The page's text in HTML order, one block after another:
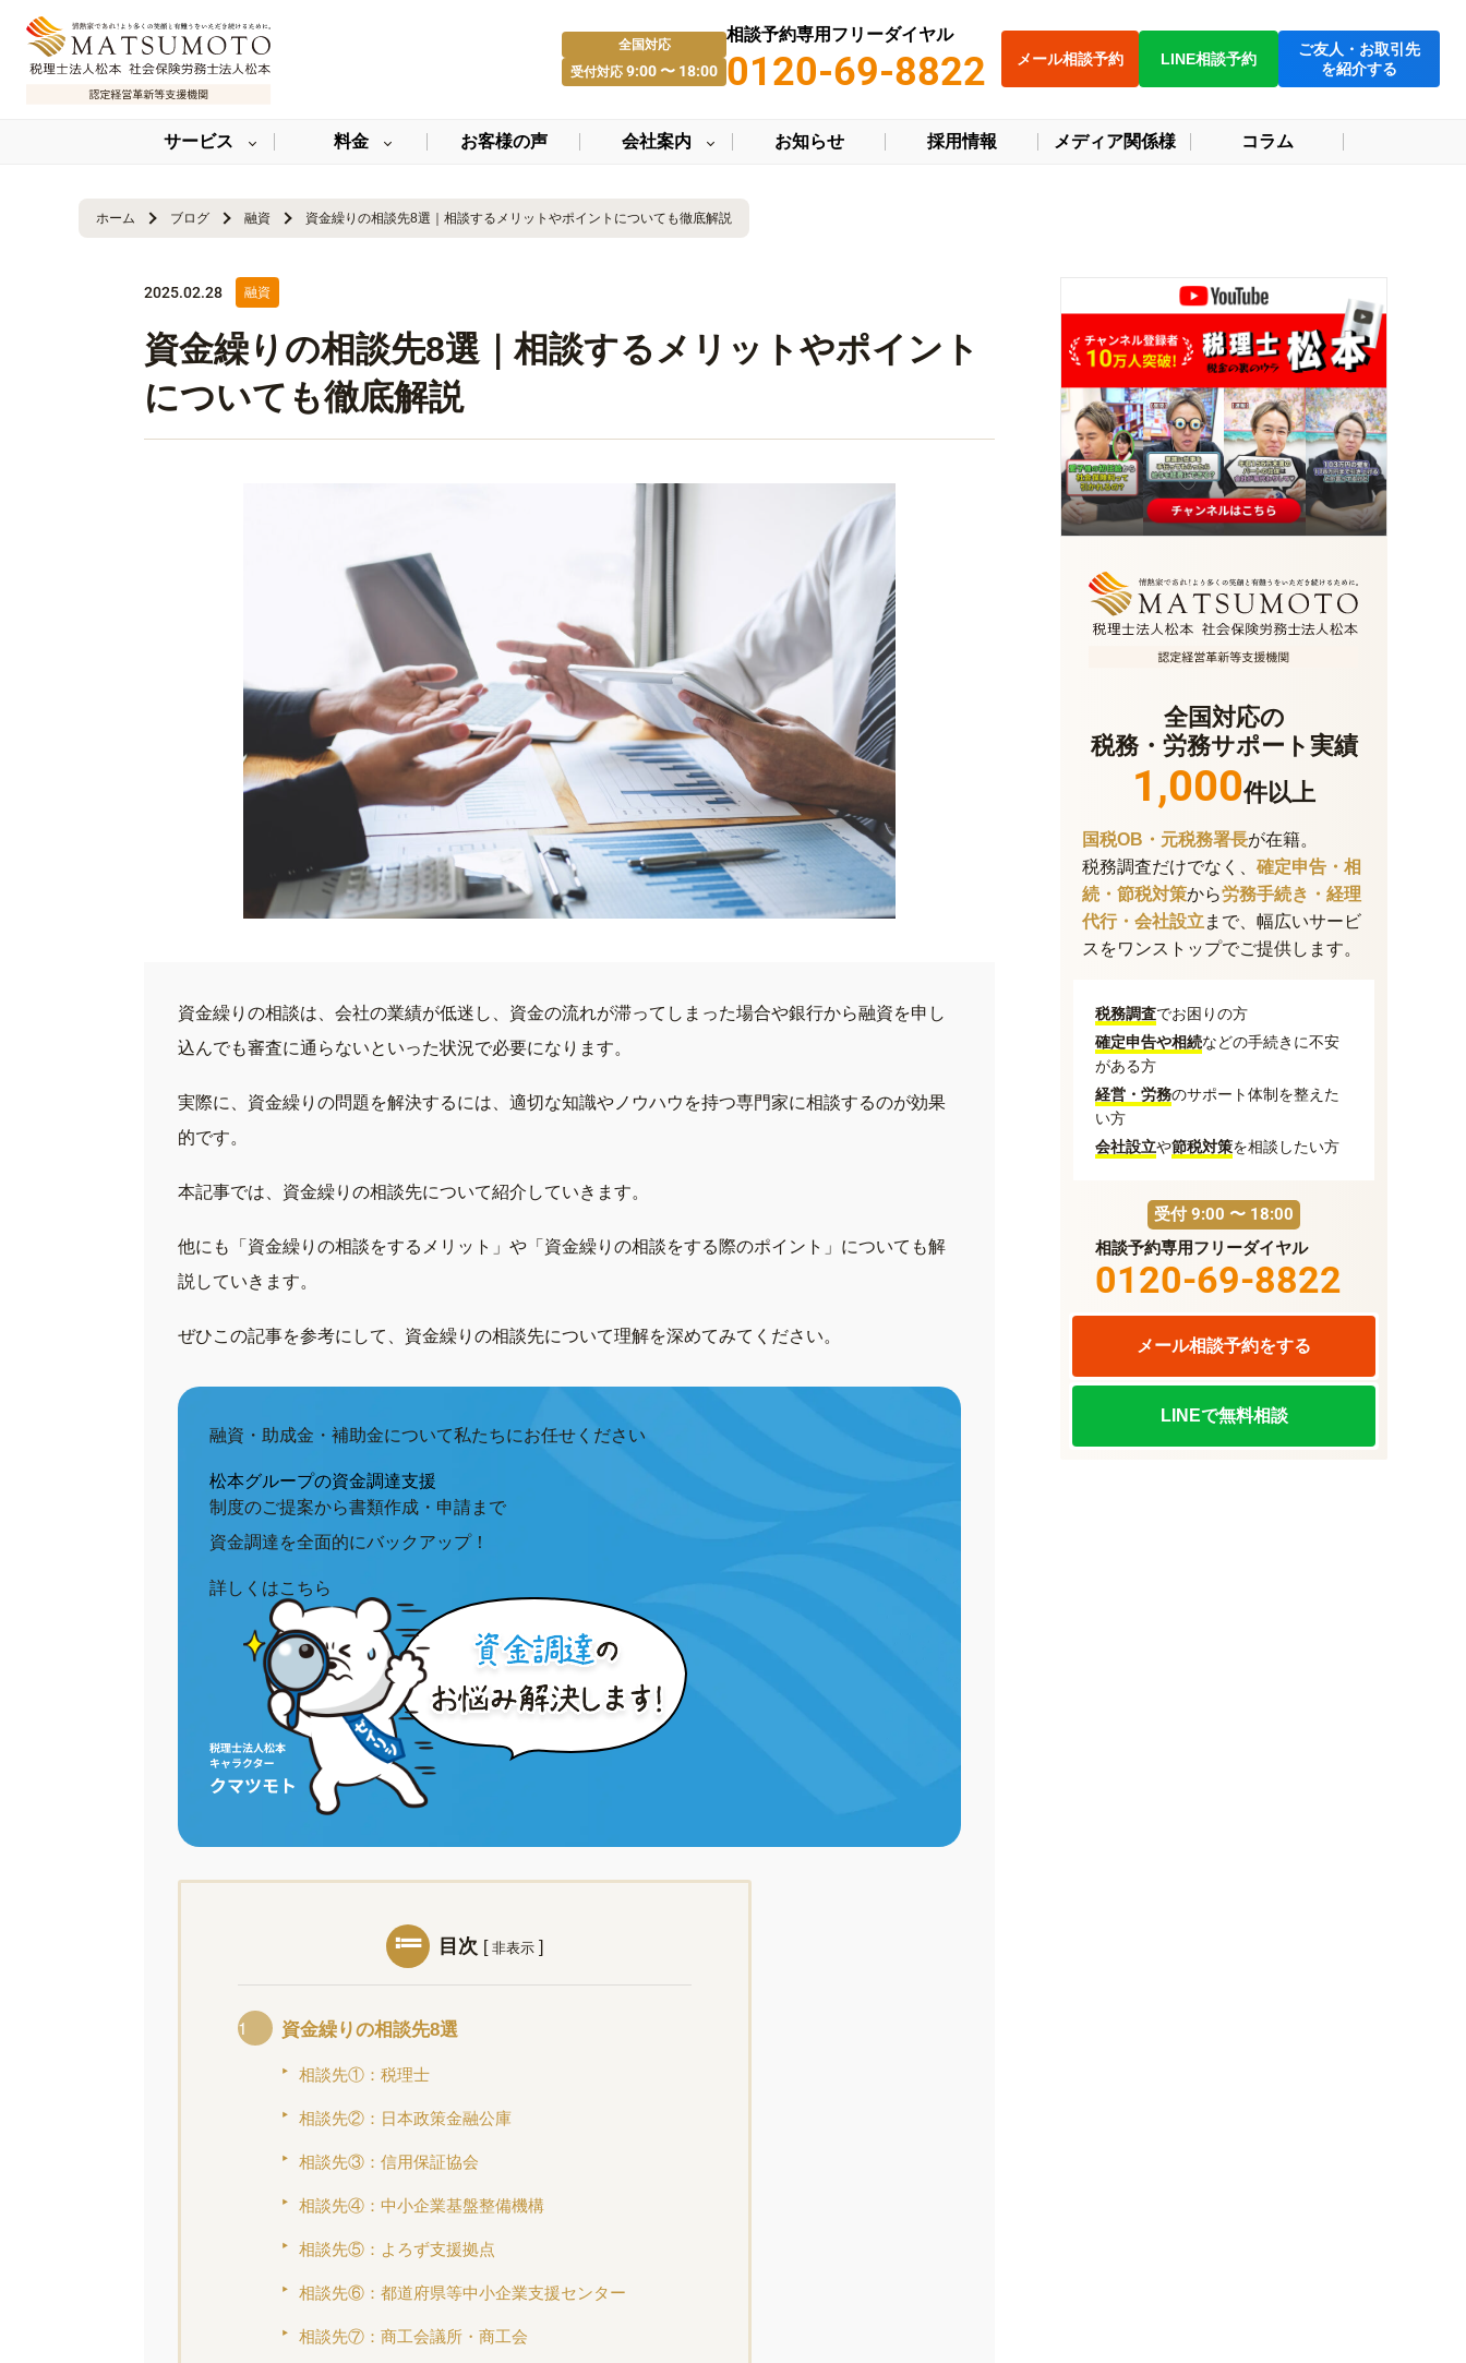
全国対応
受付対応 9:00 〜 18:00
相談予約専用フリーダイヤル
0120-69-8822 メール相談予約 LINE相談予約
ご友人・お取引先
を紹介する
サービス 料金 お客様の声 会社案内 お知らせ 採用情報 メディア関係様 コラム
ホーム ブログ 融資 資金繰りの相談先8選｜相談するメリットやポイントについても徹底解説
2025.02.28 融資
資金繰りの相談先8選｜相談するメリットやポイント
についても徹底解説
資金繰りの相談は、会社の業績が低迷し、資金の流れが滞ってしまった場合や銀行から融資を申し
込んでも審査に通らないといった状況で必要になります。
実際に、資金繰りの問題を解決するには、適切な知識やノウハウを持つ専門家に相談するのが効果
的です。
本記事では、資金繰りの相談先について紹介していきます。
他にも「資金繰りの相談をするメリット」や「資金繰りの相談をする際のポイント」についても解
説していきます。
ぜひこの記事を参考にして、資金繰りの相談先について理解を深めてみてください。
融資・助成金・補助金について私たちにお任せください
松本グループの資金調達支援
制度のご提案から書類作成・申請まで
資金調達を全面的にバックアップ！
詳しくはこちら
目次 [ 非表示 ]
資金繰りの相談先8選
相談先①：税理士
相談先②：日本政策金融公庫
相談先③：信用保証協会
相談先④：中小企業基盤整備機構
相談先⑤：よろず支援拠点
相談先⑥：都道府県等中小企業支援センター
相談先⑦：商工会議所・商工会
全国対応の
税務・労務サポート実績
1,000件以上
国税OB・元税務署長が在籍。
税務調査だけでなく、 確定申告・相
続・節税対策から労務手続き・経理
代行・会社設立 まで、幅広いサービ
スをワンストップでご提供します。
税務調査でお困りの方
確定申告や相続などの手続きに不安
がある方
経営・労務のサポート体制を整えた
い方
会社設立や節税対策を相談したい方
受付 9:00 〜 18:00
相談予約専用フリーダイヤル
0120-69-8822
メール相談予約をする
LINEで無料相談